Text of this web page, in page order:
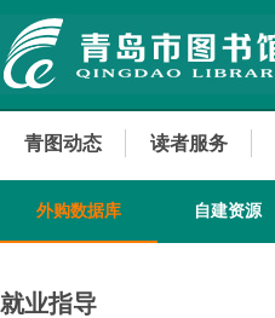
青图动态 读者服务
外购数据库 自建资源
就业指导